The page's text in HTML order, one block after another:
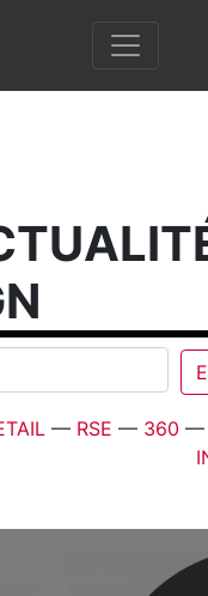
— RSE — 360 —